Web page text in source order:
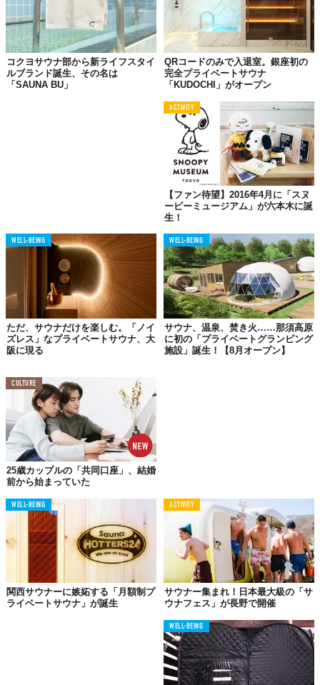
©株式会社エイケー
©株式会社エイケー
思い立ったときに「ととのえる」
大人のためのプライベートサウナ
六本木駅から徒歩5分という好立地も魅力的な「KUDOCHI
onsen」。仕事帰りのリフレッシュはもちろん、ショッピングの
合間にも気軽に立ち寄れそう。
24時間営業でQRコードをかざす
男女での利用も可能なため、様々なシーンで活用できそうだ。
都会の中心にいながらも日常から離れ、自分と向き合うことがで
きる「KUDOCHI onsen」。新しいリフレッシュの形を、あなた
も体験してみてはいかが？
『 「KUDOCHI onsen」六本木温泉店
【住所】東京都港区六本木7-10-3 小林ビルB1階
【営業時間】24時間
【定休日】なし
【公式サイト】https://kudochi-sauna.com/roppongi-
onsen/
コクヨサウナ部から新ライフスタイ
ルブランド誕生、その名は
「SAUNA BU」
QRコードのみで入退室。銀座初の
完全プライベートサウナ
「KUDOCHI」がオープン
ACTIVITY
【ファン待望】2016年4月に「スヌ
ーピーミュージアム」が六本木に誕
生！
WELL-BEING
ただ、サウナだけを楽しむ。「ノイ
ズレス」なプライベートサウナ、大
阪に現る
WELL-BEING
サウナ、温泉、焚き火……那須高原
に初の「プライベートグランピング
施設」誕生！【8月オープン】
CULTURE
25歳カップルの「共同口座」、結婚
前から始まっていた
WELL-BEING
関西サウナーに嫉妬する「月額制プ
ライベートサウナ」が誕生
ACTIVITY
サウナー集まれ！日本最大級の「サ
ウナフェス」が長野で開催
WELL-BEING